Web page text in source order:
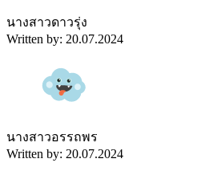
นางสาวดาวรุ่ง
Written by: 20.07.2024
นางสาวอรรถพร
Written by: 20.07.2024